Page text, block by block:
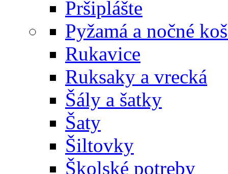
Pršiplášte
Pyžamá a nočné
Rukavice
Ruksaky a vrecká
Šály a šatky
Šaty
Šiltovky
Školské potreby